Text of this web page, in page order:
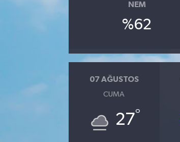
NEM
%62
07 AĞUSTOS
CUMA
27°